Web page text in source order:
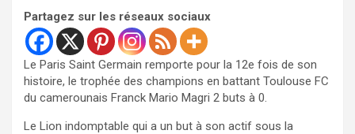
Partagez sur les réseaux sociaux
Le Paris Saint Germain remporte pour la 12e fois de son
histoire, le trophée des champions en battant Toulouse FC
du camerounais Franck Mario Magri 2 buts à 0.
Le Lion indomptable qui a un but à son actif sous la